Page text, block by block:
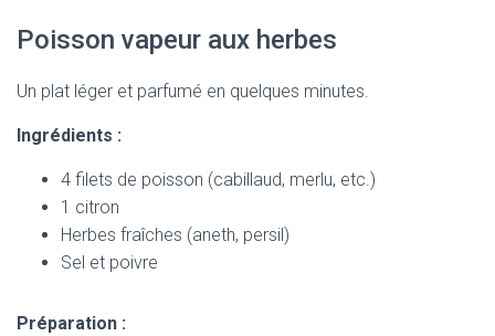
Poisson vapeur aux herbes
Un plat léger et parfumé en quelques minutes.
Ingrédients :
4 filets de poisson (cabillaud, merlu, etc.)
1 citron
Herbes fraîches (aneth, persil)
Sel et poivre
Préparation :